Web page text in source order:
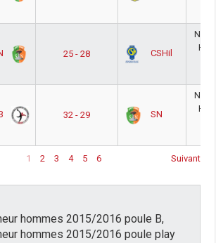
25 - 28 CSHil
32 - 29 SN
1 2 3 4 5 6 Suivant
hommes 2015/2016 poule B,
hommes 2015/2016 poule play